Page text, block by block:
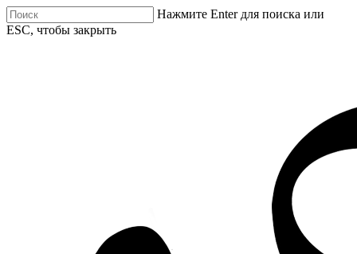
Нажмите Enter для поиска или
ESC, чтобы закрыть